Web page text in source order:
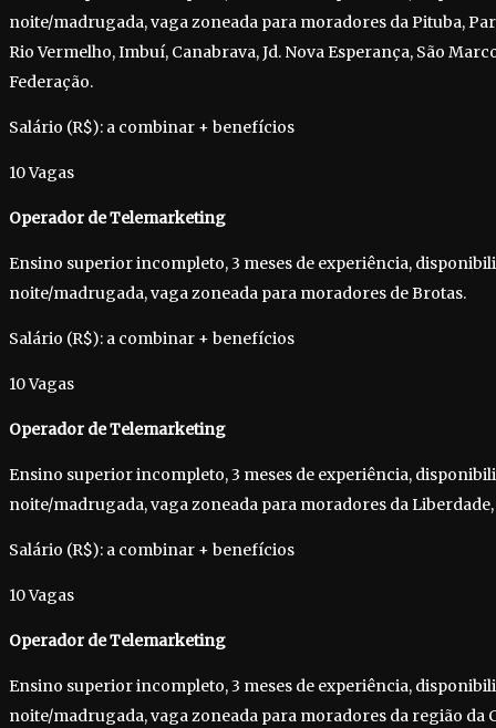
noite/madrugada, vaga zoneada para moradores da Pituba,
Rio Vermelho, Imbuí, Canabrava, Jd. Nova Esperança, São
Federação.
Salário (R$): a combinar + benefícios
10 Vagas
Operador de Telemarketing
Ensino superior incompleto, 3 meses de experiência,
noite/madrugada, vaga zoneada para moradores de Brotas.
Salário (R$): a combinar + benefícios
10 Vagas
Operador de Telemarketing
Ensino superior incompleto, 3 meses de experiência,
noite/madrugada, vaga zoneada para moradores da
Salário (R$): a combinar + benefícios
10 Vagas
Operador de Telemarketing
Ensino superior incompleto, 3 meses de experiência,
noite/madrugada, vaga zoneada para moradores da região da